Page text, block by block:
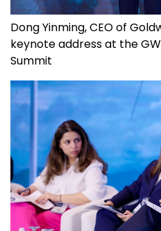
Dong Yinming, CEO of
keynote address at the
Summit